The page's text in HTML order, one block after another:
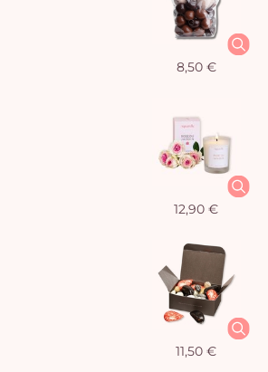
8,50 €
12,90 €
11,50 €